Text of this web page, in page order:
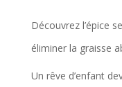
Découvrez l’épice
éliminer la graisse
Un rêve d’enfant